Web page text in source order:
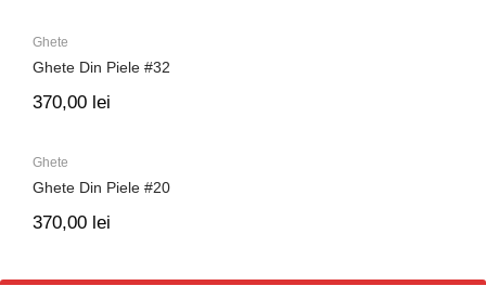
Ghete
Ghete Din Piele #32
370,00 lei
Ghete
Ghete Din Piele #20
370,00 lei